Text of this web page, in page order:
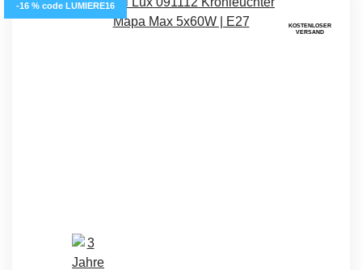
-16 % code LUMIERE16
KOSTENLOSER
VERSAND